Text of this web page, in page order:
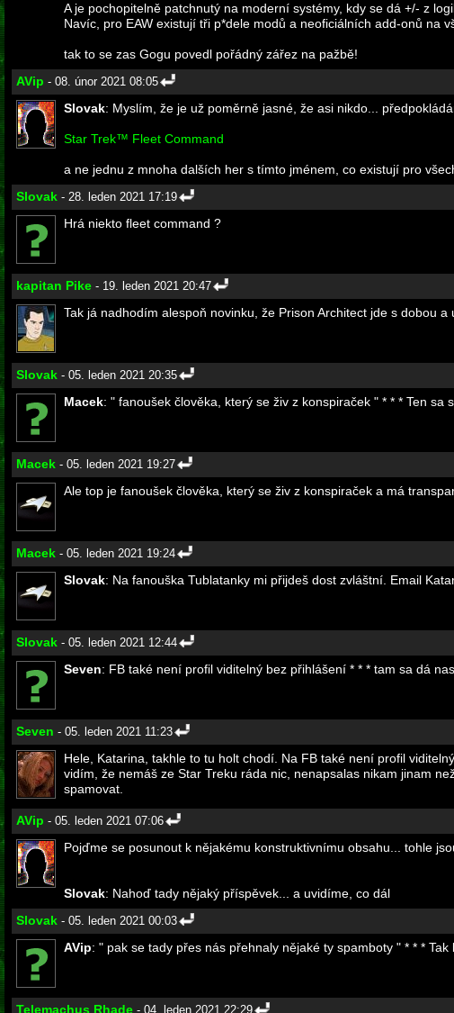
A je pochopitelně patchnutý na moderní systémy, kdy se dá +/- z
Navíc, pro EAW existují tři p*dele modů a neoficiálních add-onů na
tak to se zas Gogu povedl pořádný zářez na pažbě!
AVip - 08. únor 2021 08:05
Slovak: Myslím, že je už poměrně jasné, že asi nikdo...
Star Trek™ Fleet Command
a ne jednu z mnoha dalších her s tímto jménem, co existují pro
Slovak - 28. leden 2021 17:19
Hrá niekto fleet command ?
kapitan Pike - 19. leden 2021 20:47
Tak já nadhodím alespoň novinku, že Prison Architect jde s dobou
Slovak - 05. leden 2021 20:35
Macek: " fanoušek člověka, který se živ z konspiraček " * * * Ten
Macek - 05. leden 2021 19:27
Ale top je fanoušek člověka, který se živ z konspiraček a má
Macek - 05. leden 2021 19:24
Slovak: Na fanouška Tublatanky mi přijdeš dost zvláštní. Email
Slovak - 05. leden 2021 12:44
Seven: FB také není profil viditelný bez přihlášení * * * tam sa dá
Seven - 05. leden 2021 11:23
Hele, Katarina, takhle to tu holt chodí. Na FB také není profil
vidím, že nemáš ze Star Treku ráda nic, nenapsalas nikam jinam
spamovat.
AVip - 05. leden 2021 07:06
Pojďme se posunout k nějakému konstruktivnímu obsahu... tohle
Slovak: Nahoď tady nějaký příspěvek... a uvidíme, co dál
Slovak - 05. leden 2021 00:03
AVip: " pak se tady přes nás přehnaly nějaké ty spamboty " * * *
Telemachus Rhade - 04. leden 2021 22:29